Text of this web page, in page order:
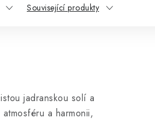
Související produkty
jadranskou solí a
a harmonii,